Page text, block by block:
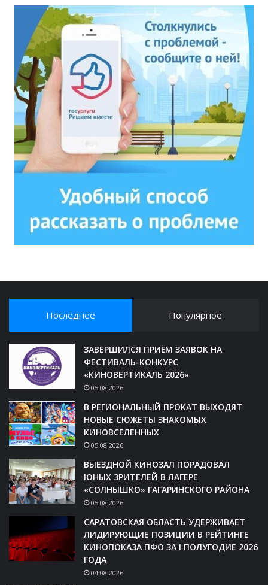
Последнее Популярное
ЗАВЕРШИЛСЯ ПРИЁМ ЗАЯВОК НА
ФЕСТИВАЛЬ-КОНКУРС
«КИНОВЕРТИКАЛЬ 2026»
05.08.2026
В РЕГИОНАЛЬНЫЙ ПРОКАТ ВЫХОДЯТ
НОВЫЕ СЮЖЕТЫ ЗНАКОМЫХ
КИНОВСЕЛЕННЫХ
05.08.2026
ВЫЕЗДНОЙ КИНОЗАЛ ПОРАДОВАЛ
ЮНЫХ ЗРИТЕЛЕЙ В ЛАГЕРЕ
«СОЛНЫШКО» ГАГАРИНСКОГО РАЙОНА
05.08.2026
САРАТОВСКАЯ ОБЛАСТЬ УДЕРЖИВАЕТ
ЛИДИРУЮЩИЕ ПОЗИЦИИ В РЕЙТИНГЕ
КИНОПОКАЗА ПФО ЗА I ПОЛУГОДИЕ 2026
ГОДА
04.08.2026